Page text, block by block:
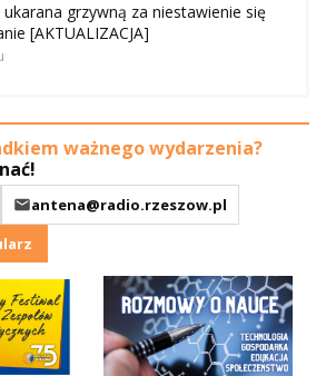
ukarana grzywną za niestawienie się
[AKTUALIZACJA]
ważnego wydarzenia?
antena@radio.rzeszow.pl